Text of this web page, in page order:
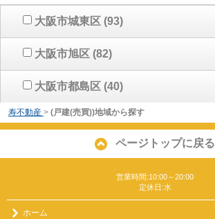
大阪市城東区 (93)
大阪市旭区 (82)
大阪市都島区 (40)
寿不動産 > (戸建(売買))地域から探す
ページトップに戻る
営業時間:10:00～20:00
定休日:水
ホーム